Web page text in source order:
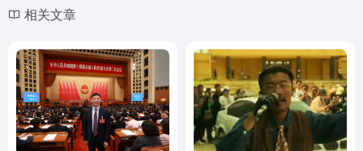
相关文章